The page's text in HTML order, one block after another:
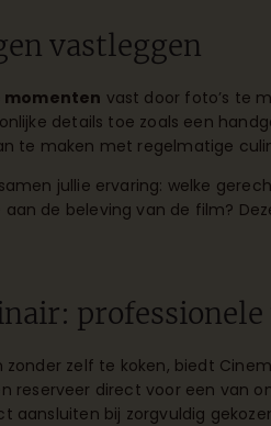
vastleggen
momenten vast door foto’s te
details toe zoals een
te maken met regelmatige
jullie ervaring: welke
de beleving van de film?
zonder zelf te koken, biedt
reserveer direct voor een van
aansluiten bij zorgvuldig